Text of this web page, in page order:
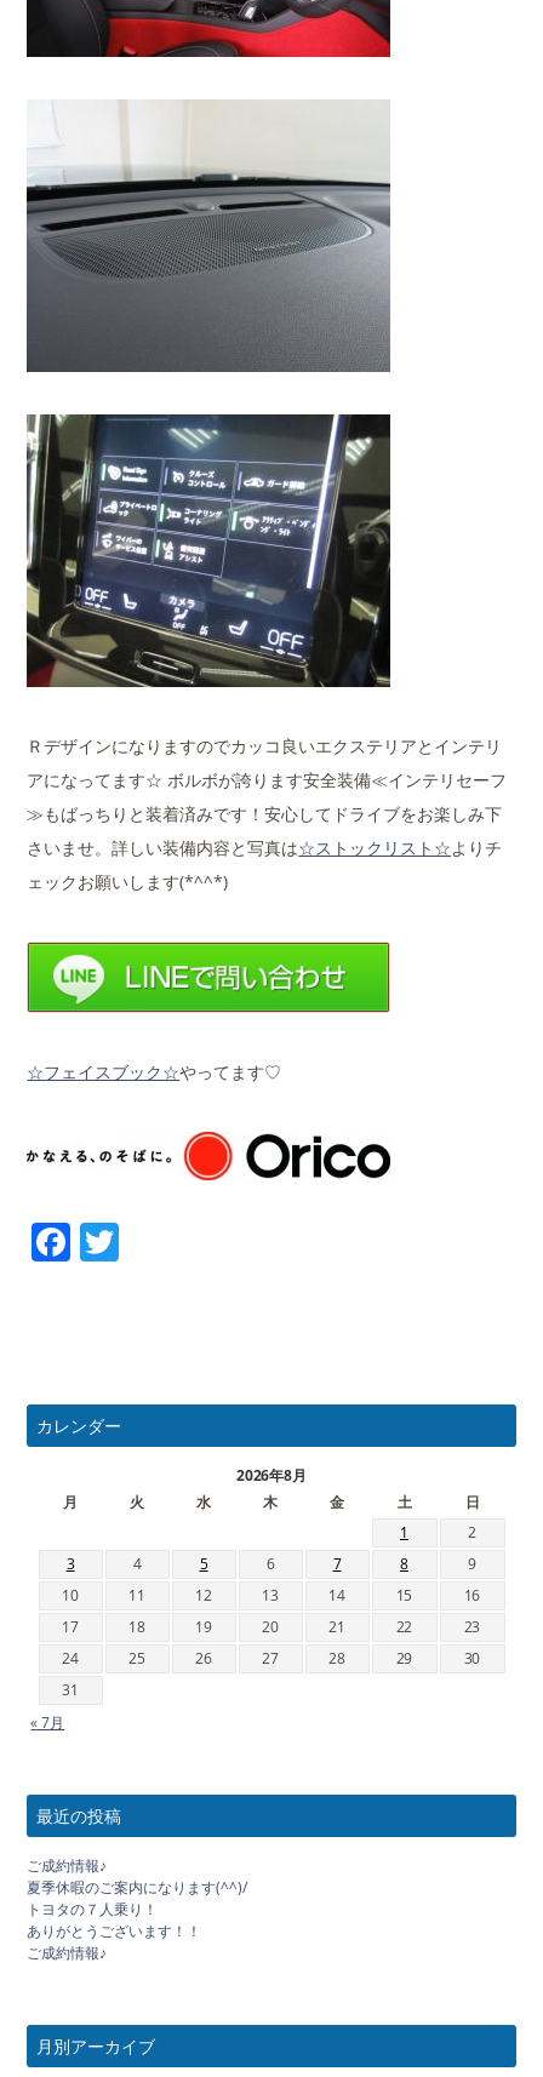
Ｒデザインになりますのでカッコ良いエクステリアとインテリ
アになってます☆ ボルボが誇ります安全装備≪インテリセーフ
≫もばっちりと装着済みです！安心してドライブをお楽しみ下
さいませ。詳しい装備内容と写真は☆ストックリスト☆よりチ
ェックお願いします(*^^*)
☆フェイスブック☆やってます♡
Facebook
カレンダー
2026年8月
月
火 水 木 金 土
日
1
2
3
4 5 6 7 8
9
10
11 12 13 14 15
16
17
18 19 20 21 22
23
24
25 26 27 28 29
30
31
« 7月
最近の投稿
ご成約情報♪
夏季休暇のご案内になります(^^)/
トヨタの７人乗り！
ありがとうございます！！
ご成約情報♪
月別アーカイブ